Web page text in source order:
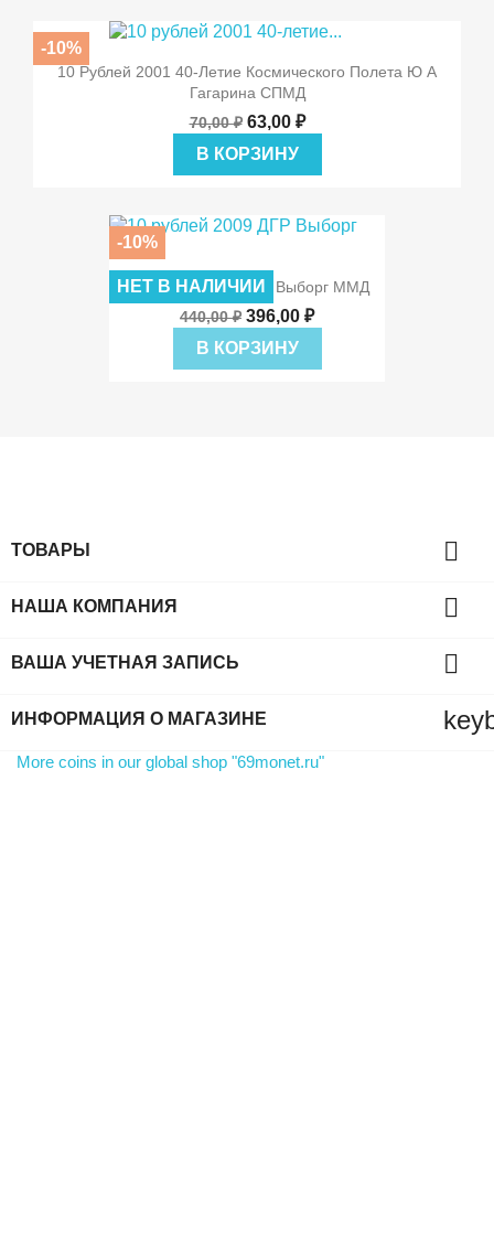
10 Рублей 2001 40-Летие Космического Полета Ю А
Гагарина СПМД
70,00 ₽ 63,00 ₽
В КОРЗИНУ
-10%
10 Рублей 2009 ДГР Выборг ММД
440,00 ₽ 396,00 ₽
В КОРЗИНУ
-10%
НЕТ В НАЛИЧИИ
ТОВАРЫ 
НАША КОМПАНИЯ 
ВАША УЧЕТНАЯ ЗАПИСЬ 
ИНФОРМАЦИЯ О МАГАЗИНЕ
More coins in our global shop "69monet.ru"